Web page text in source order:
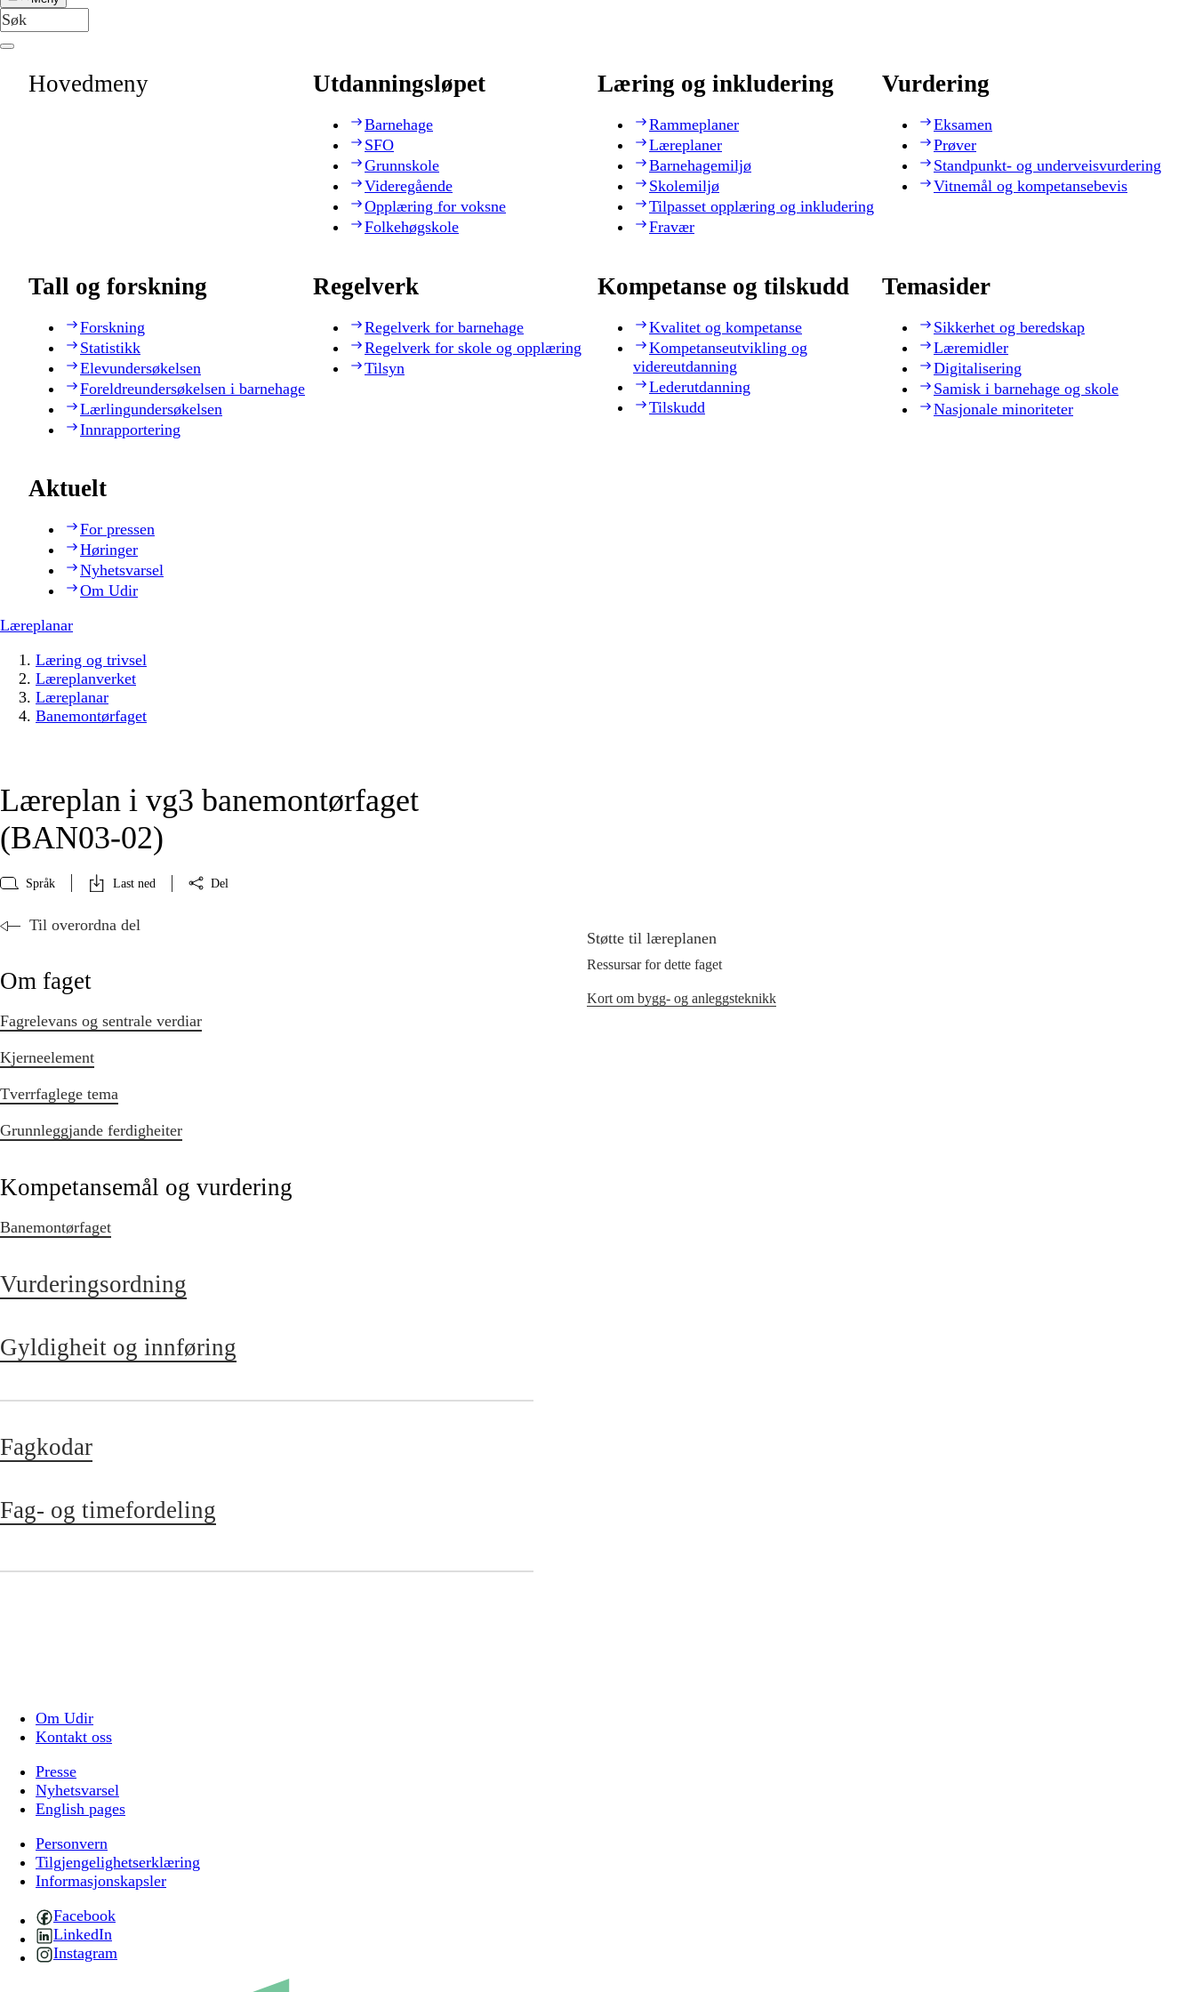
Hovedmeny Utdanningsløpet
Barnehage
SFO
Grunnskole
Videregående
Opplæring for voksne
Folkehøgskole
Læring og inkludering
Rammeplaner
Læreplaner
Barnehagemiljø
Skolemiljø
Tilpasset opplæring og inkludering
Fravær
Vurdering
Eksamen
Prøver
Standpunkt- og underveisvurdering
Vitnemål og kompetansebevis
Tall og forskning
Forskning
Statistikk
Elevundersøkelsen
Foreldreundersøkelsen i barnehage
Lærlingundersøkelsen
Innrapportering
Regelverk
Regelverk for barnehage
Regelverk for skole og opplæring
Tilsyn
Kompetanse og tilskudd
Kvalitet og kompetanse
Kompetanseutvikling og
videreutdanning
Lederutdanning
Tilskudd
Temasider
Sikkerhet og beredskap
Læremidler
Digitalisering
Samisk i barnehage og skole
Nasjonale minoriteter
Aktuelt
For pressen
Høringer
Nyhetsvarsel
Om Udir
Læreplanar
Læring og trivsel
Læreplanverket
Læreplanar
Banemontørfaget
Læreplan i vg3 banemontørfaget
(BAN03‑02)
Språk Last ned Del
Til overordna del
Om faget
Fagrelevans og sentrale verdiar
Kjerneelement
Tverrfaglege tema
Grunnleggjande ferdigheiter
Kompetansemål og vurdering
Banemontørfaget
Vurderingsordning
Gyldigheit og innføring
Fagkodar
Fag- og timefordeling
Støtte til læreplanen
Ressursar for dette faget
Kort om bygg- og anleggsteknikk
Om Udir
Kontakt oss
Presse
Nyhetsvarsel
English pages
Personvern
Tilgjengelighetserklæring
Informasjonskapsler
Facebook
LinkedIn
Instagram